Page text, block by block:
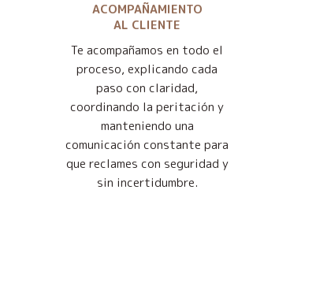
ACOMPAÑAMIENTO
AL CLIENTE
Te acompañamos en todo el
proceso, explicando cada
paso con claridad,
coordinando la peritación y
manteniendo una
comunicación constante para
que reclames con seguridad y
sin incertidumbre.